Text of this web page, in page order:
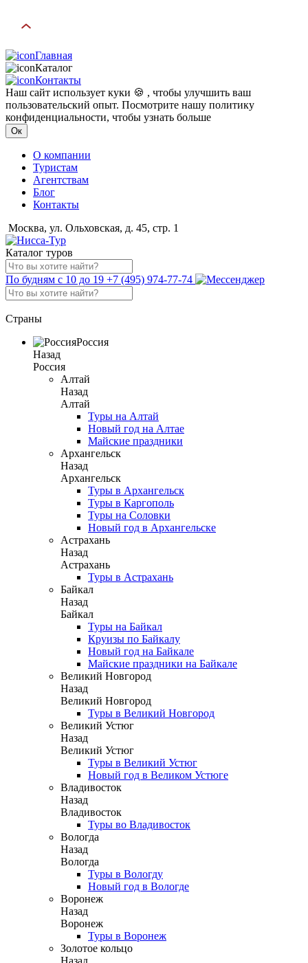
Главная
Каталог
Контакты
Наш сайт использует куки 🍪 , чтобы улучшить ваш
пользовательский опыт. Посмотрите нашу политику
конфиденциальности, чтобы узнать больше
Ок
О компании
Туристам
Агентствам
Блог
Контакты
Москва, ул. Ольховская, д. 45, стр. 1
Каталог туров
По будням с 10 до 19 +7 (495) 974-77-74
Страны
Россия
Назад
Россия
Алтай
Назад
Алтай
Туры на Алтай
Новый год на Алтае
Майские праздники
Архангельск
Назад
Архангельск
Туры в Архангельск
Туры в Каргополь
Туры на Соловки
Новый год в Архангельске
Астрахань
Назад
Астрахань
Туры в Астрахань
Байкал
Назад
Байкал
Туры на Байкал
Круизы по Байкалу
Новый год на Байкале
Майские праздники на Байкале
Великий Новгород
Назад
Великий Новгород
Туры в Великий Новгород
Великий Устюг
Назад
Великий Устюг
Туры в Великий Устюг
Новый год в Великом Устюге
Владивосток
Назад
Владивосток
Туры во Владивосток
Вологда
Назад
Вологда
Туры в Вологду
Новый год в Вологде
Воронеж
Назад
Воронеж
Туры в Воронеж
Золотое кольцо
Назад